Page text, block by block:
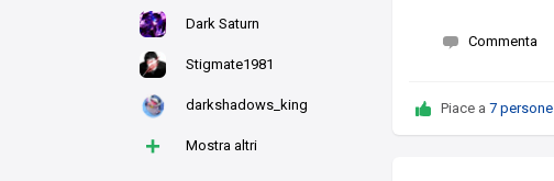
Dark Saturn
Stigmate1981
darkshadows_king
+ Mostra altri
Commenta
Piace a7 persone